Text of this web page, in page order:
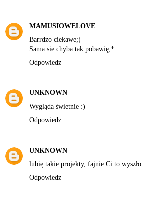
MAMUSIOWELOVE
Barrdzo ciekawe;)
Sama sie chyba tak pobawię;*
Odpowiedz
UNKNOWN
Wygląda świetnie :)
Odpowiedz
UNKNOWN
lubię takie projekty, fajnie Ci to wyszło
Odpowiedz